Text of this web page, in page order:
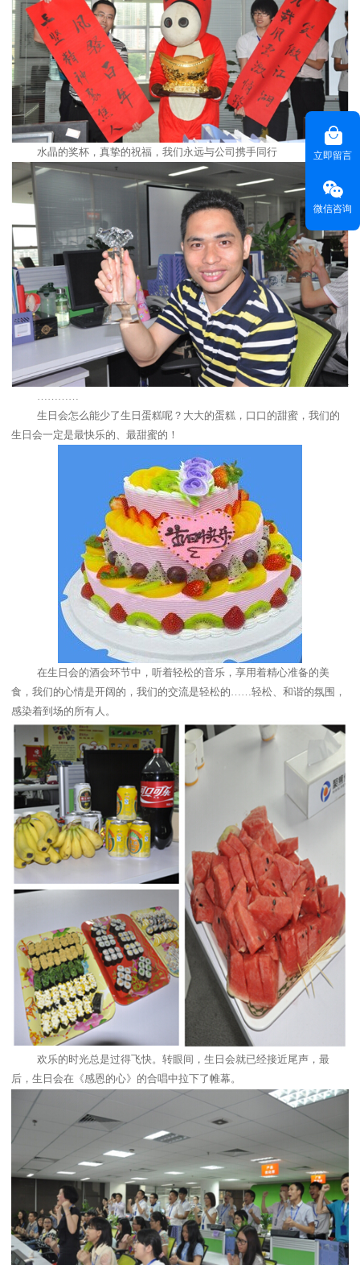
水晶的奖杯，真挚的祝福，我们永远与公司携手同行
生日会怎么能少了生日蛋糕呢？大大的蛋糕，口口的甜蜜，我们的
生日会一定是最快乐的、最甜蜜的！
在生日会的酒会环节中，听着轻松的音乐，享用着精心准备的美
食，我们的心情是开阔的，我们的交流是轻松的……轻松、和谐的氛围，
感染着到场的所有人。
欢乐的时光总是过得飞快。转眼间，生日会就已经接近尾声，最
后，生日会在《感恩的心》的合唱中拉下了帷幕。
立即留言
微信咨询